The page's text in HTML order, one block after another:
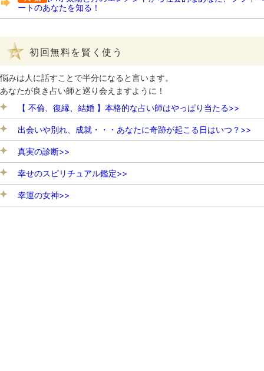
ートのあなたを知る！
初回無料を賢く使う
悩みは人に話すことで半分になると言います。
あなたが良き占い師と巡り会えますように！
【 不倫、復縁、結婚 】本格的な占い師はやっぱり当たる>>
出会いや別れ、成就・・・あなたに奇跡が起こる日はいつ？>>
真実の診断>>
幸せのスピリチュアル鑑定>>
幸運の女神>>